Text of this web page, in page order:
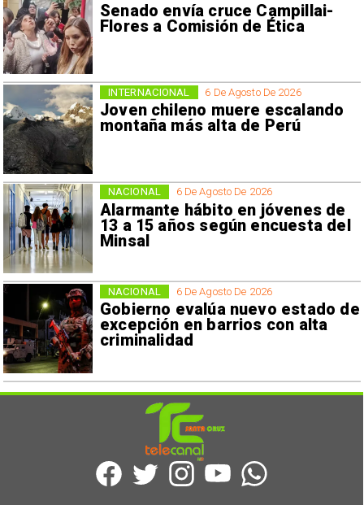
Senado envía cruce Campillai-
Flores a Comisión de Ética
6 De Agosto De 2026
Joven chileno muere escalando
montaña más alta de Perú
INTERNACIONAL
6 De Agosto De 2026
Alarmante hábito en jóvenes de
13 a 15 años según encuesta del
Minsal
NACIONAL
6 De Agosto De 2026
Gobierno evalúa nuevo estado de
excepción en barrios con alta
criminalidad
NACIONAL